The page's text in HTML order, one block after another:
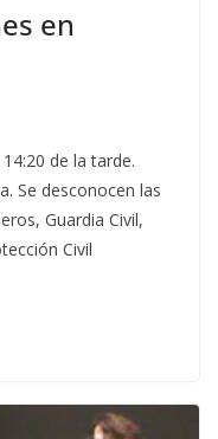
en
de la tarde.
Se desconocen las
Guardia Civil,
Civil